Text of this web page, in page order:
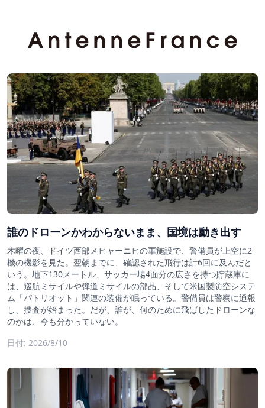
誰のドローンかわからないまま、国境は動き出す
木曜の夜、ドイツ西部メヒャーニヒの軍施設で、警備員が上空に2
機の機影を見た。翌朝までに、確認された飛行は計6回に及んだと
いう。地下130メートル、サッカー場4面分の広さを持つ貯蔵庫に
は、巡航ミサイルや弾道ミサイルの部品、そして米国製防空システ
ム「パトリオット」関連の装備が眠っている。警備員は警察に通報
し、捜査が始まった。だが、誰が、何のために飛ばしたドローンな
のかは、今も分かっていない。
日付: 2026/8/10